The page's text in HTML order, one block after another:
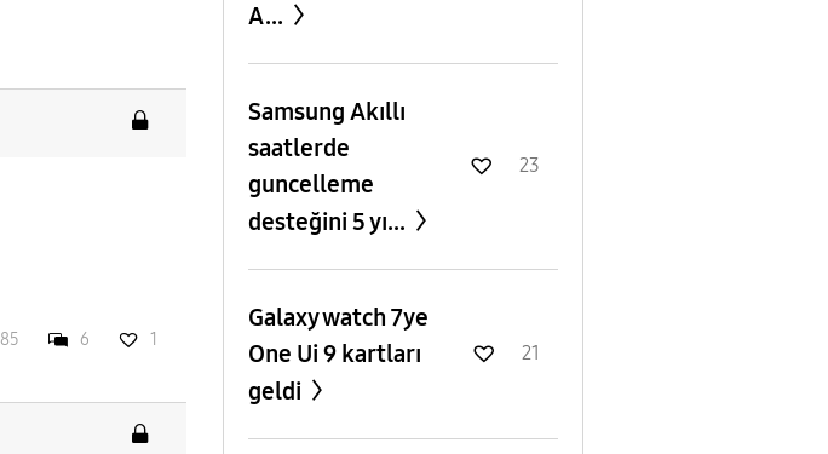
85 6 1
A...
Samsung Akıllı
saatlerde
guncelleme
desteğini 5 yı...
23
Galaxy watch 7ye
One Ui 9 kartları
geldi
21